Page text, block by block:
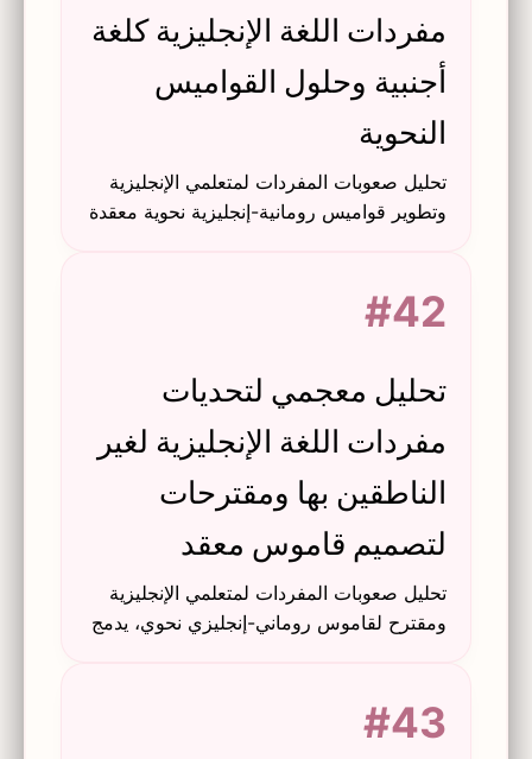
مفردات اللغة الإنجليزية كلغة
أجنبية وحلول القواميس
النحوية
تحليل صعوبات المفردات لمتعلمي الإنجليزية
وتطوير قواميس رومانية-إنجليزية نحوية معقدة
#42
تحليل معجمي لتحديات
مفردات اللغة الإنجليزية لغير
الناطقين بها ومقترحات
لتصميم قاموس معقد
تحليل صعوبات المفردات لمتعلمي الإنجليزية
ومقترح لقاموس روماني-إنجليزي نحوي، يدمج
#43